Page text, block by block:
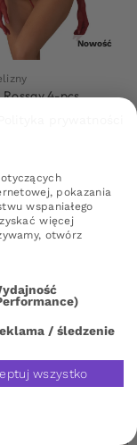
Nowość
Rossay 4-pcs
pokazania
wspaniałego
więcej
otwórz
/ śledzenie
wszystko